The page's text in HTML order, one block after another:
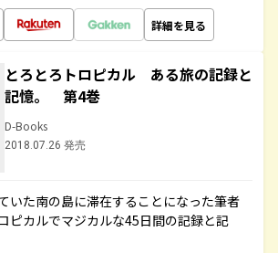
詳細を見る
とろとろトロピカル ある旅の記録と
記憶。 第4巻
D-Books
2018.07.26 発売
いた南の島に滞在することになった筆者
ピカルでマジカルな45日間の記録と記